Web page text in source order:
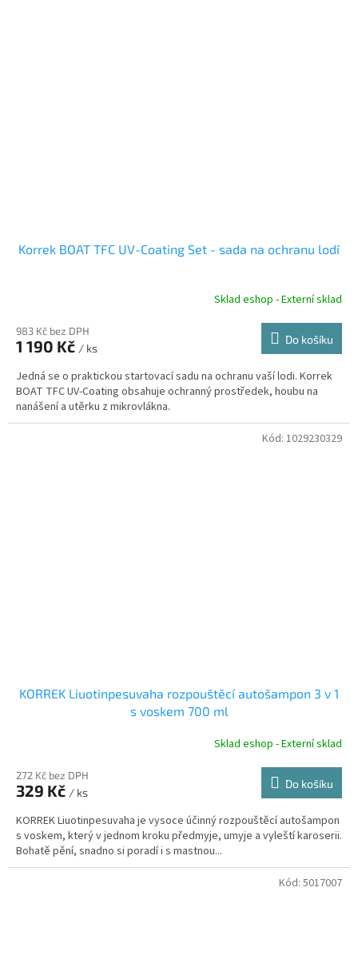
Korrek BOAT TFC UV-Coating Set - sada na ochranu lodí
Sklad eshop - Externí sklad
983 Kč bez DPH
1 190 Kč / ks
Do košíku
Jedná se o praktickou startovací sadu na ochranu vaší lodi. Korrek
BOAT TFC UV-Coating obsahuje ochranný prostředek, houbu na
nanášení a utěrku z mikrovlákna.
KORREK Liuotinpesuvaha rozpouštěcí autošampon 3 v 1
s voskem 700 ml
Sklad eshop - Externí sklad
272 Kč bez DPH
329 Kč / ks
Do košíku
KORREK Liuotinpesuvaha je vysoce účinný rozpouštěcí autošampon
s voskem, který v jednom kroku předmyje, umyje a vyleští karoserii.
Bohatě pění, snadno si poradí i s mastnou...
Kód: 1029230329
Kód: 5017007